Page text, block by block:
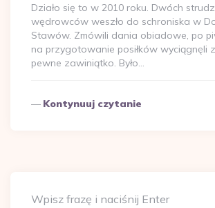
Działo się to w 2010 roku. Dwóch
wędrowców weszło do schroniska w
Stawów. Zmówili dania obiadowe, po
na przygotowanie posiłków wyciągnęli
pewne zawiniątko. Było…
Kontynuuj czytanie